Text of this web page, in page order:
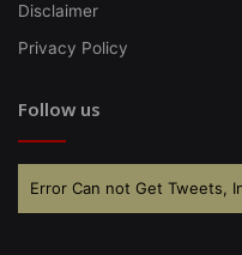
Disclaimer
Privacy Policy
Follow us
Error Can not Get Tweets,